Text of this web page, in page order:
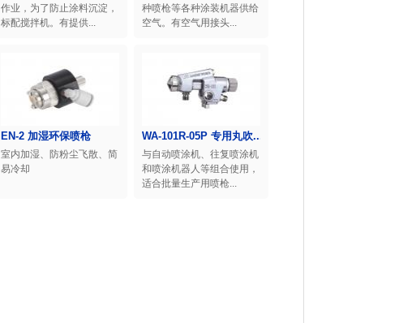
作业，为了防止涂料沉淀，
标配搅拌机。有提供...
种喷枪等各种涂装机器供给
空气。有空气用接头...
EN-2 加湿环保喷枪
室内加湿、防粉尘飞散、简
易冷却
WA-101R-05P 专用丸吹...
与自动喷涂机、往复喷涂机
和喷涂机器人等组合使用，
适合批量生产用喷枪...